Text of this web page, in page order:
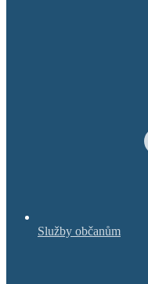
Služby občanům